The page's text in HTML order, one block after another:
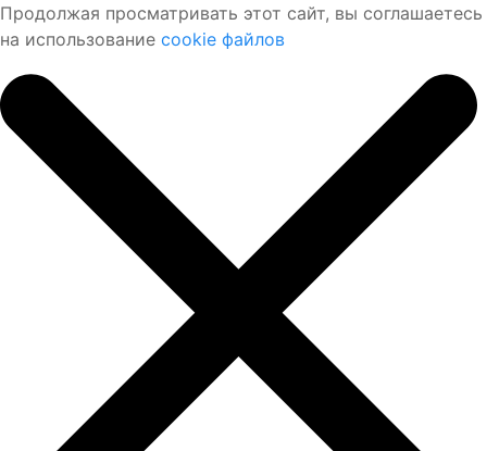
Продолжая просматривать этот сайт, вы соглашаетесь
на использование cookie файлов